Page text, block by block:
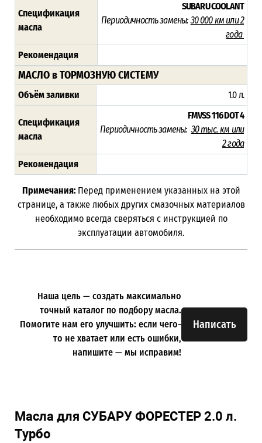
Спецификация
масла
SUBARU COOLANT
Периодичность замены:30 000 км или 2
года
Рекомендация
МАСЛО в ТОРМОЗНУЮ СИСТЕМУ
Объём заливки 1.0 л.
Спецификация
масла
FMVSS 116 DOT 4
Периодичность замены:30 тыс. км или
2 года
Рекомендация
Примечания: Перед применением указанных на этой
странице, а также любых других смазочных материалов
необходимо всегда сверяться с инструкцией по
эксплуатации автомобиля.
Написать
Наша цель — создать максимально
точный каталог по подбору масла.
Помогите нам его улучшить: если чего-
то не хватает или есть ошибки,
напишите — мы исправим!
Масла для СУБАРУ ФОРЕСТЕР 2.0 л.
Турбо